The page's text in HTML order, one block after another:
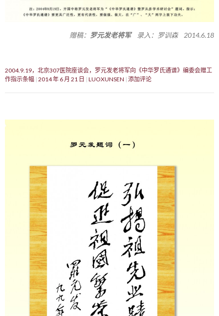
赠稿： 罗元发老将军录入：罗训森 2014.6.18
2004.9.19，北京307医院座谈会，罗元发老将军向《中华罗氏通谱》编委会赠工
作指示条幅 2014 年 6 月 21 日 LUOXUNSEN 添加评论